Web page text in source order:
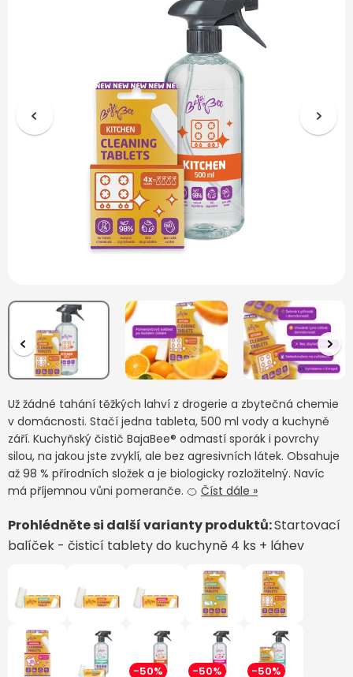
Už žádné tahání těžkých lahví z drogerie a zbytečná chemie
v domácnosti. Stačí jedna tableta, 500 ml vody a kuchyně
září. Kuchyňský čistič BajaBee® odmastí sporák i povrchy
silou, na jakou jste zvyklí, ale bez agresivních látek. Obsahuje
až 98 % přírodních složek a je biologicky rozložitelný. Navíc
má příjemnou vůni pomeranče. 🍊 Číst dále »
Prohlédněte si další varianty produktů:Startovací
balíček - čisticí tablety do kuchyně 4 ks + láhev
-50% -50% -50%